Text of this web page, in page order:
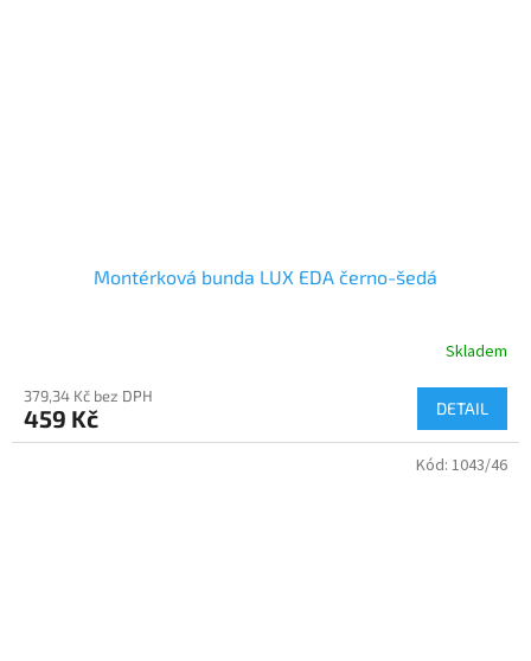
Montérková bunda LUX EDA černo-šedá
Skladem
379,34 Kč bez DPH
459 Kč DETAIL
Kód: 1043/46